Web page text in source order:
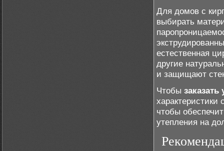
Для домов с
выбирать
естественная
другие
и защищают
Чтобы
характеристики
чтобы
утепления на